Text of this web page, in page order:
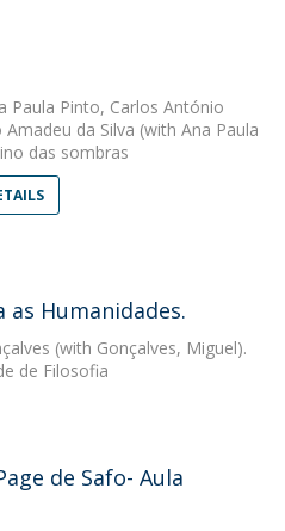
Paula Pinto, Carlos António
Amadeu da Silva (with Ana Paula
das sombras
Humanidades.
(with Gonçalves, Miguel).
de Filosofia
de Safo- Aula